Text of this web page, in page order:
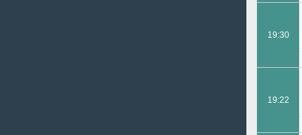
19:30
19:22